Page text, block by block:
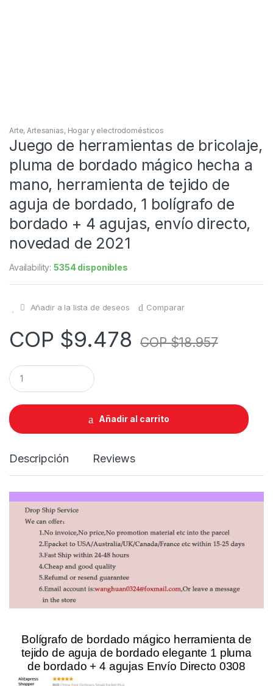
Arte, Artesanias, Hogar y electrodomésticos
Juego de herramientas de bricolaje,
pluma de bordado mágico hecha a
mano, herramienta de tejido de
aguja de bordado, 1 bolígrafo de
bordado + 4 agujas, envío directo,
novedad de 2021
Availability:5354 disponibles
Añadir a la lista de deseos Comparar
COP $9.478 COP $18.957
Q
u
a
t
i
Añadir al carrito
Descripción Reviews
Bolígrafo de bordado mágico herramienta de
tejido de aguja de bordado elegante 1 pluma
de bordado + 4 agujas Envío Directo 0308